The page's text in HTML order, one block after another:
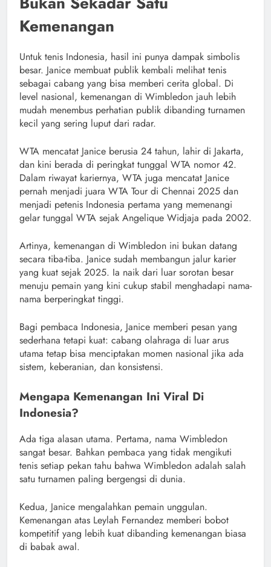
Kemenangan
Untuk tenis Indonesia, hasil ini punya dampak simbolis
besar. Janice membuat publik kembali melihat tenis
sebagai cabang yang bisa memberi cerita global. Di
level nasional, kemenangan di Wimbledon jauh lebih
mudah menembus perhatian publik dibanding turnamen
kecil yang sering luput dari radar.
WTA mencatat Janice berusia 24 tahun, lahir di Jakarta,
dan kini berada di peringkat tunggal WTA nomor 42.
Dalam riwayat kariernya, WTA juga mencatat Janice
pernah menjadi juara WTA Tour di Chennai 2025 dan
menjadi petenis Indonesia pertama yang memenangi
gelar tunggal WTA sejak Angelique Widjaja pada 2002.
Artinya, kemenangan di Wimbledon ini bukan datang
secara tiba-tiba. Janice sudah membangun jalur karier
yang kuat sejak 2025. Ia naik dari luar sorotan besar
menuju pemain yang kini cukup stabil menghadapi nama-
nama berperingkat tinggi.
Bagi pembaca Indonesia, Janice memberi pesan yang
sederhana tetapi kuat: cabang olahraga di luar arus
utama tetap bisa menciptakan momen nasional jika ada
sistem, keberanian, dan konsistensi.
Mengapa Kemenangan Ini Viral Di
Indonesia?
Ada tiga alasan utama. Pertama, nama Wimbledon
sangat besar. Bahkan pembaca yang tidak mengikuti
tenis setiap pekan tahu bahwa Wimbledon adalah salah
satu turnamen paling bergengsi di dunia.
Kedua, Janice mengalahkan pemain unggulan.
Kemenangan atas Leylah Fernandez memberi bobot
kompetitif yang lebih kuat dibanding kemenangan biasa
di babak awal.